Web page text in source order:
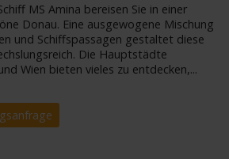
MS Amina bereisen Sie in einer
Donau. Eine ausgewogene Mischung
und Schiffspassagen gestaltet diese
Die Hauptstädte
Wien bieten vieles zu entdecken,...